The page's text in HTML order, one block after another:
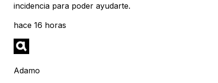
incidencia para poder ayudarte.
hace 16 horas
Adamo